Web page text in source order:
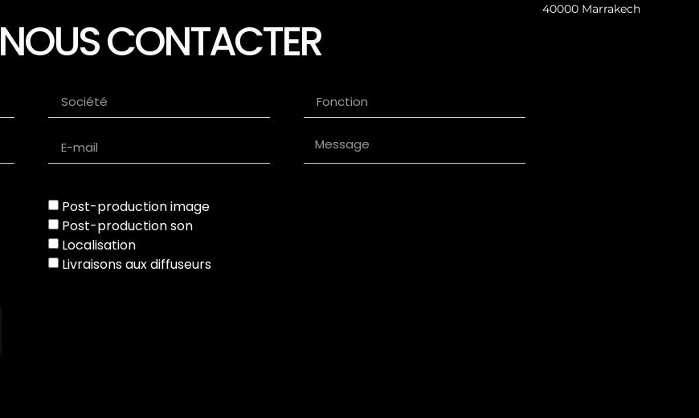
40000 Marrakech
NOUS CONTACTER
Post-production image
Post-production son
Localisation
Livraisons aux diffuseurs